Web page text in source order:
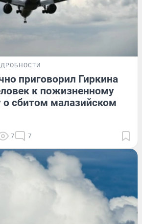
приговорил Гиркина
к пожизненному
о сбитом малазийском
7 7